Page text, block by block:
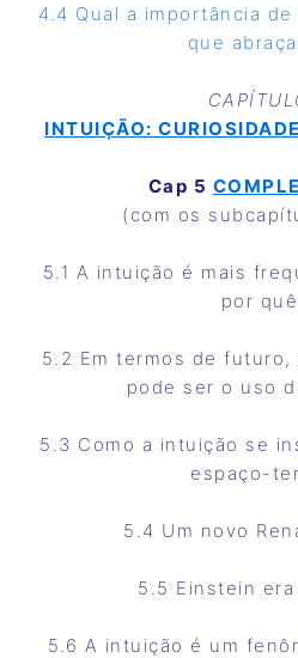
4.4 Qual a importância
que
INTUIÇÃO:
Cap 5
(com os
5.1 A intuição é mais
por
5.2 Em termos de
pode ser o uso
5.3 Como a intuição se
espaço-
5.4 Um novo
5.5 Einstein
5.6 A intuição é um